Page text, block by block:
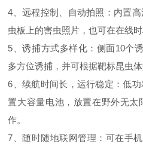
4、远程控制、自动拍照：内置
虫板上的害虫照片，也可在在线时
5、诱捕方式多样化：侧面10个
多方位诱捕，并可根据靶标昆虫
6、续航时间长，运行稳定：低
置大容量电池，放置在野外无太
作。
7、随时随地联网管理：可在手